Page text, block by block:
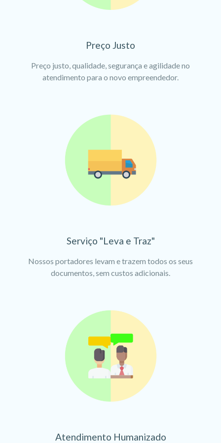
Preço Justo
Preço justo, qualidade, segurança e agilidade no
atendimento para o novo empreendedor.
Serviço "Leva e Traz"
Nossos portadores levam e trazem todos os seus
documentos, sem custos adicionais.
Atendimento Humanizado